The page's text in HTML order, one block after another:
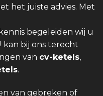
het juiste advies. Met
begeleiden wij u
kan bij ons terecht
van cv-ketels,
.
van gebreken of